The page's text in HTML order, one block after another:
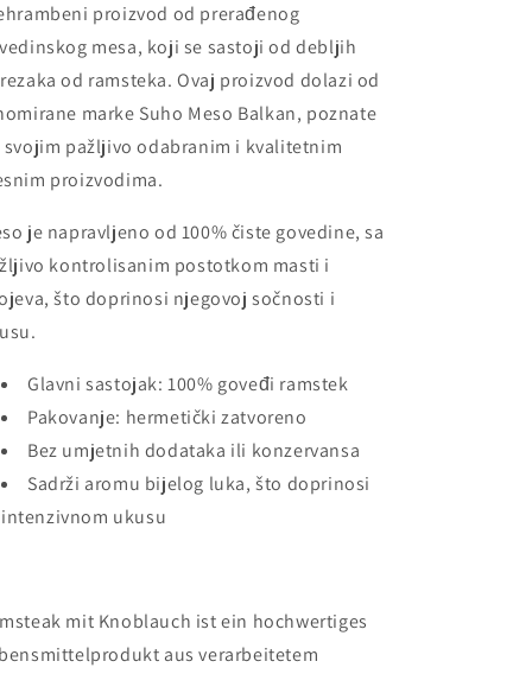
proizvod od prerađenog
mesa, koji se sastoji od debljih
od ramsteka. Ovaj proizvod dolazi od
marke Suho Meso Balkan, poznate
svojim pažljivo odabranim i kvalitetnim
proizvodima.
je napravljeno od 100% čiste govedine, sa
kontrolisanim postotkom masti i
što doprinosi njegovoj sočnosti i
Glavni sastojak: 100% goveđi ramstek
Pakovanje: hermetički zatvoreno
Bez umjetnih dodataka ili konzervansa
Sadrži aromu bijelog luka, što doprinosi
intenzivnom ukusu
mit Knoblauch ist ein hochwertiges
aus verarbeitetem